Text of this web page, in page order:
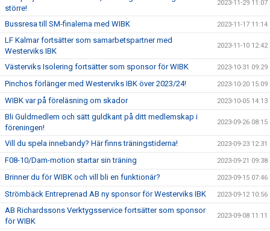
större!
2023-11-29 11:07
Bussresa till SM-finalerna med WIBK 2023-11-17 11:14
LF Kalmar fortsätter som samarbetspartner med
Westerviks IBK
2023-11-10 12:42
Västerviks Isolering fortsätter som sponsor för WIBK 2023-10-31 09:29
Pinchos förlänger med Westerviks IBK över 2023/24! 2023-10-20 15:09
WIBK var på föreläsning om skador 2023-10-05 14:13
Bli Guldmedlem och sätt guldkant på ditt medlemskap i
föreningen!
2023-09-26 08:15
Vill du spela innebandy? Här finns träningstiderna! 2023-09-23 12:31
F08-10/Dam-motion startar sin träning 2023-09-21 09:38
Brinner du för WIBK och vill bli en funktionär? 2023-09-15 07:46
Strömbäck Entreprenad AB ny sponsor för Westerviks IBK 2023-09-12 10:56
AB Richardssons Verktygsservice fortsätter som sponsor
för WIBK
2023-09-08 11:11